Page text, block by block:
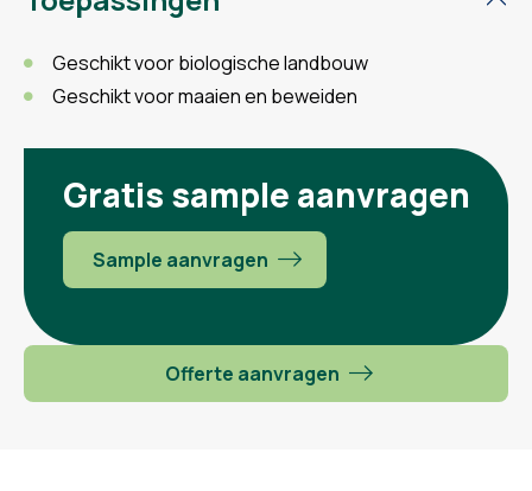
Geschikt voor biologische landbouw
Geschikt voor maaien en beweiden
Gratis sample aanvragen
Sample aanvragen
Offerte aanvragen